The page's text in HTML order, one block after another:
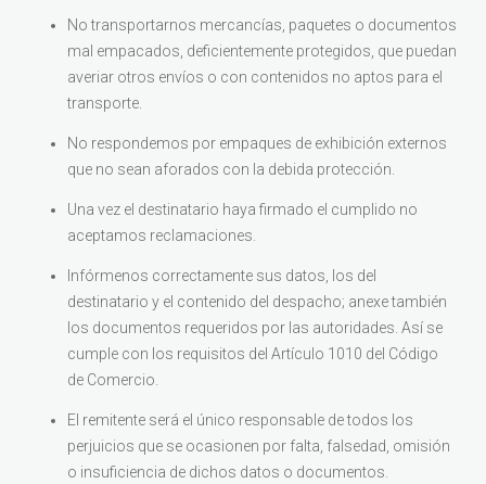
No transportarnos mercancías, paquetes o documentos
mal empacados, deficientemente protegidos, que puedan
averiar otros envíos o con contenidos no aptos para el
transporte.
No respondemos por empaques de exhibición externos
que no sean aforados con la debida protección.
Una vez el destinatario haya firmado el cumplido no
aceptamos reclamaciones.
Infórmenos correctamente sus datos, los del
destinatario y el contenido del despacho; anexe también
los documentos requeridos por las autoridades. Así se
cumple con los requisitos del Artículo 1010 del Código
de Comercio.
El remitente será el único responsable de todos los
perjuicios que se ocasionen por falta, falsedad, omisión
o insuficiencia de dichos datos o documentos.